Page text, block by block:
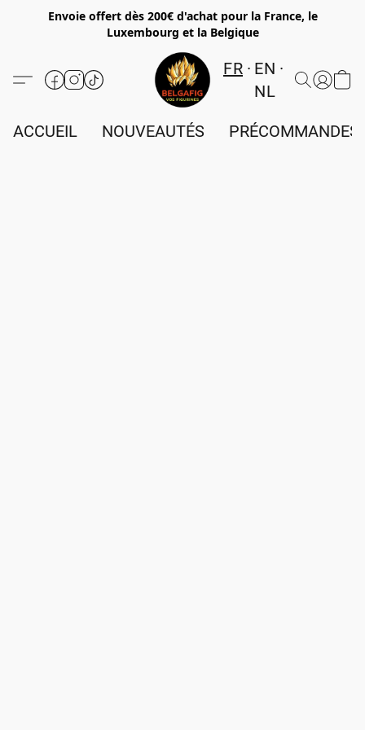
Envoie offert dès 200€ d'achat pour la France, le
Luxembourg et la Belgique
FR
EN
NL
ACCUEIL NOUVEAUTÉS PRÉCOMMANDES